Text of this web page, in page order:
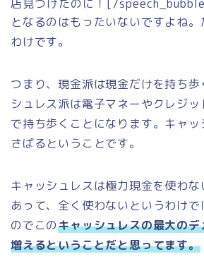
店見つけたのに！[/speech_bubble]
となるのはもったいないですよね
わけです。
つまり、現金派は現金だけを持ち歩
シュレス派は電子マネーやクレジ
で持ち歩くことになります。キャ
さばるということです。
キャッシュレスは極力現金を使わ
あって、全く使わないというわけ
のでこのキャッシュレスの最大の
増えるということだと思ってます。